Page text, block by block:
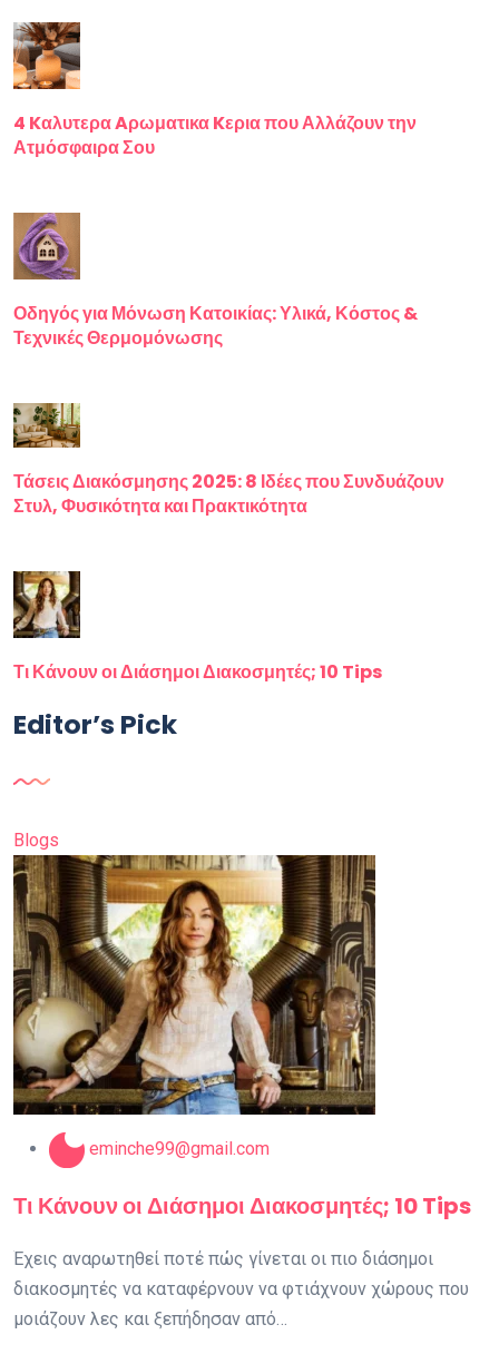
4 Kαλυτερα Aρωματικα Kερια που Αλλάζουν την
Ατμόσφαιρα Σου
Οδηγός για Μόνωση Κατοικίας: Υλικά, Κόστος &
Τεχνικές Θερμομόνωσης
Τάσεις Διακόσμησης 2025: 8 Ιδέες που Συνδυάζουν
Στυλ, Φυσικότητα και Πρακτικότητα
Τι Κάνουν οι Διάσημοι Διακοσμητές; 10 Tips
Editor’s Pick
Blogs
eminche99@gmail.com
Τι Κάνουν οι Διάσημοι Διακοσμητές; 10 Tips
Έχεις αναρωτηθεί ποτέ πώς γίνεται οι πιο διάσημοι
διακοσμητές να καταφέρνουν να φτιάχνουν χώρους που
μοιάζουν λες και ξεπήδησαν από…